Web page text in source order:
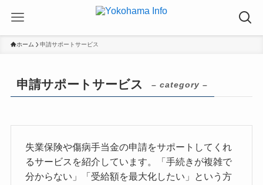
ホーム 申請サポートサービス
申請サポートサービス – category –
失業保険や傷病手当金の申請をサポートしてくれ
るサービスを紹介しています。「手続きが複雑で
分からない」「受給額を最大化したい」という方